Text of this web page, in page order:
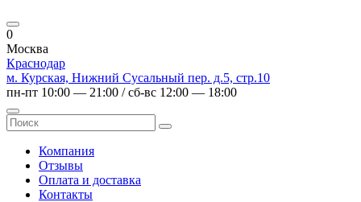
0
Москва
Краснодар
м. Курская, Нижний Сусальный пер. д.5, стр.10
пн-пт 10:00 — 21:00 / сб-вс 12:00 — 18:00
Компания
Отзывы
Оплата и доставка
Контакты